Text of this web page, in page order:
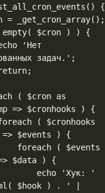
{
задач.';
=> $cronhooks ) {
=> $events ) {
$data ) {
$hook ) . ' |